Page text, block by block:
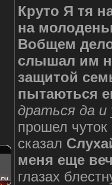
Круто Я тя
на
Вобщем
слышал им
защитой
пытаються
драться да и
прошел
сказал
меня еще
глазах